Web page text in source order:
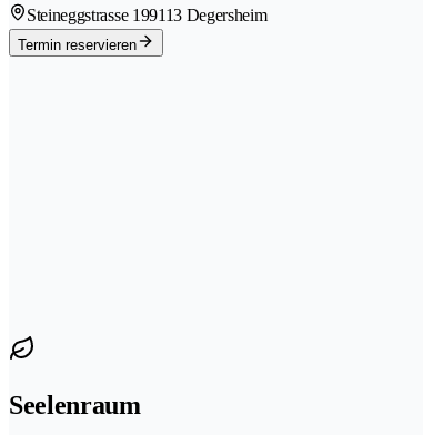
Steineggstrasse 199113 Degersheim
Termin reservieren
Seelenraum